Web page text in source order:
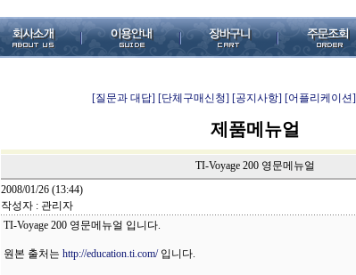
[질문과 대답] [단체구매신청] [공지사항] [어플리케이션]
제품메뉴얼
TI-Voyage 200 영문메뉴얼
2008/01/26 (13:44)
작성자 : 관리자
TI-Voyage 200 영문메뉴얼 입니다.
원본 출처는 http://education.ti.com/입니다.